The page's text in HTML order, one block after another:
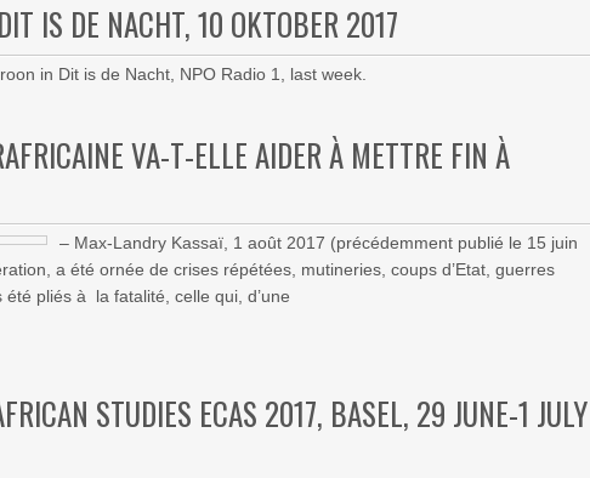
IS DE NACHT, 10 OKTOBER 2017
in Dit is de Nacht, NPO Radio 1, last week.
VA-T-ELLE AIDER À METTRE FIN À
– Max-Landry Kassaï, 1 août 2017 (précédemment publié le 15 juin
a été ornée de crises répétées, mutineries, coups d’Etat, guerres
pliés à la fatalité, celle qui, d’une
STUDIES ECAS 2017, BASEL, 29 JUNE-1 JULY